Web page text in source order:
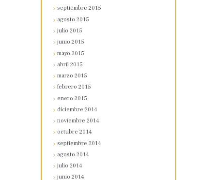
septiembre2015
agosto2015
julio2015
junio2015
mayo2015
abril2015
marzo2015
febrero2015
enero2015
diciembre2014
noviembre2014
octubre2014
septiembre2014
agosto2014
julio2014
junio2014